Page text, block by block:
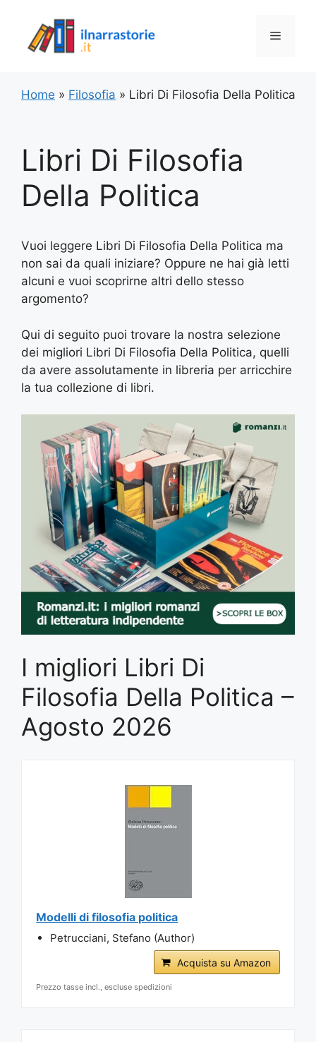
contenuto
Menu
Home » Filosofia » Libri Di Filosofia Della Politica
Libri Di Filosofia
Della Politica
Vuoi leggere Libri Di Filosofia Della Politica ma
non sai da quali iniziare? Oppure ne hai già letti
alcuni e vuoi scoprirne altri dello stesso
argomento?
Qui di seguito puoi trovare la nostra selezione
dei migliori Libri Di Filosofia Della Politica, quelli
da avere assolutamente in libreria per arricchire
la tua collezione di libri.
I migliori Libri Di
Filosofia Della Politica –
Agosto 2026
Modelli di filosofia politica
Petrucciani, Stefano (Author)
Acquista su Amazon
Prezzo tasse incl., escluse spedizioni